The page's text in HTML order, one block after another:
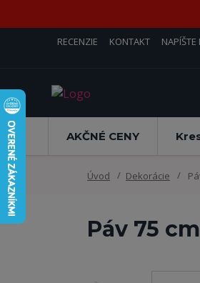
RECENZIE KONTAKT NAPÍŠTE
AKČNÉ CENY
Úvod Dekorácie
Páv 75